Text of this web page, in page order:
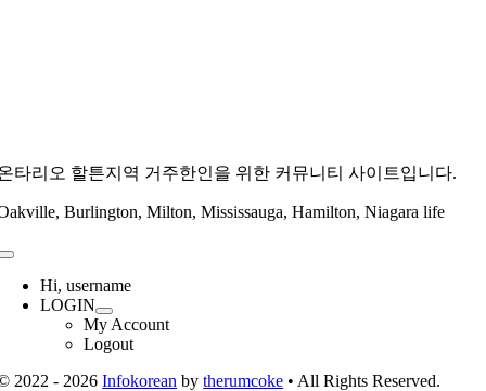
타리오 할튼지역 거주한인을 위한 커뮤니티 사이트입니다.
Burlington, Milton, Mississauga, Hamilton, Niagara life
Toggle
NavigationHi, username
LOGIN
My Account
Logout
2022 - 2026Infokorean bytherumcoke • All Rights Reserved.